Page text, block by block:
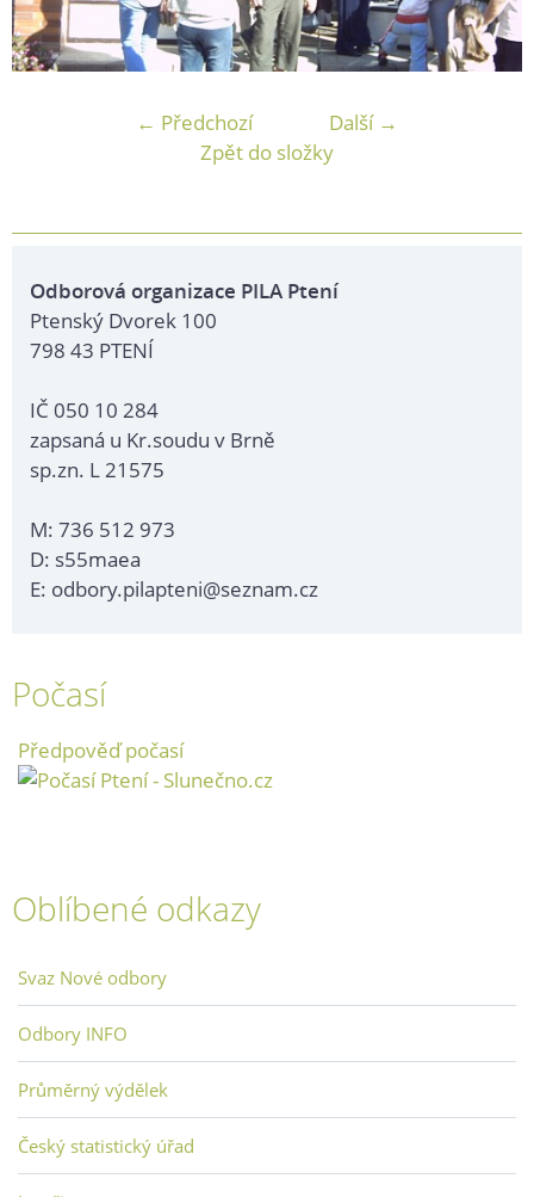
← Předchozí
Další →
Zpět do složky
Odborová organizace PILA Ptení
Ptenský Dvorek 100
798 43 PTENÍ
IČ 050 10 284
zapsaná u Kr.soudu v Brně
sp.zn. L 21575
M: 736 512 973
D: s55maea
E: odbory.pilapteni@seznam.cz
Počasí
Předpověď počasí
Oblíbené odkazy
Svaz Nové odbory
Odbory INFO
Průměrný výdělek
Český statistický úřad